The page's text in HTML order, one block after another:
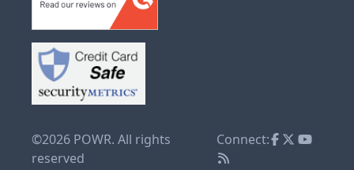
©2026 POWR. All rights
reserved
Connect: